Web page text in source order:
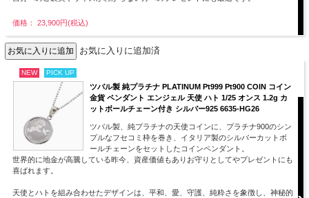
価格： 23,900円(税込)
お気に入りに追加済
NEW PICK UP
ツバル製 純プラチナ PLATINUM Pt999 Pt900 COIN コイン
金貨 ペンダント エンジェル 天使 ハト 1/25 オンス 1.2g カ
ットボールチェーン付き シルバー925 6635-HG26
ツバル製、純プラチナの天使コインに、プラチナ900のシン
プルなフセコミ枠を巻き、イタリア製のシルバーカットボ
ールチェーンをセットしたコインペンダント。
世界的に地金が高騰している昨今、資産価値もありお守りとしてやプレゼントにも
喜ばれます。
天使とハトを組み合わせたデザインは、平和、愛、守護、純粋さを象徴し、神秘的